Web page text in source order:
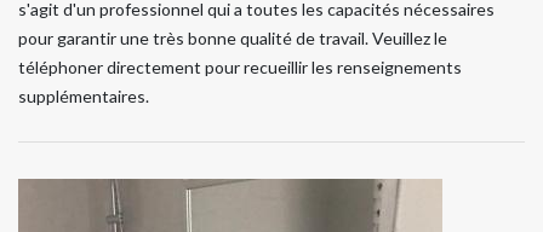
s'agit d'un professionnel qui a toutes les capacités nécessaires
pour garantir une très bonne qualité de travail. Veuillez le
téléphoner directement pour recueillir les renseignements
supplémentaires.